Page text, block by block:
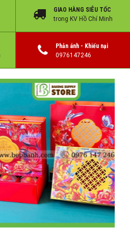
GIAO HÀNG SIÊU TỐC
trong KV Hồ Chí Minh
Phản ánh - Khiếu nại
0976147246